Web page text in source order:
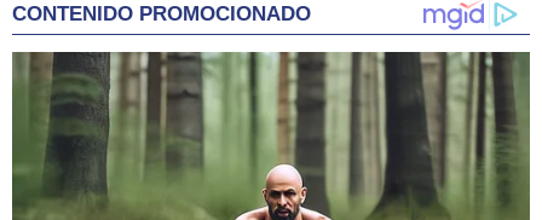
CONTENIDO PROMOCIONADO